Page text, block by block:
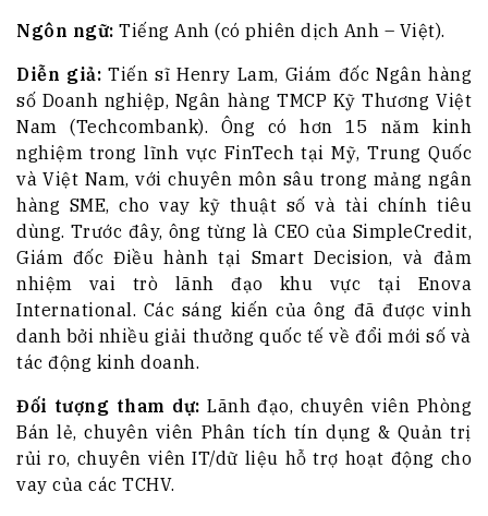
Ngôn ngữ: Tiếng Anh (có phiên dịch Anh – Việt).
Diễn giả: Tiến sĩ Henry Lam, Giám đốc Ngân hàng
số Doanh nghiệp, Ngân hàng TMCP Kỹ Thương Việt
Nam (Techcombank). Ông có hơn 15 năm kinh
nghiệm trong lĩnh vực FinTech tại Mỹ, Trung Quốc
và Việt Nam, với chuyên môn sâu trong mảng ngân
hàng SME, cho vay kỹ thuật số và tài chính tiêu
dùng. Trước đây, ông từng là CEO của SimpleCredit,
Giám đốc Điều hành tại Smart Decision, và đảm
nhiệm vai trò lãnh đạo khu vực tại Enova
International. Các sáng kiến của ông đã được vinh
danh bởi nhiều giải thưởng quốc tế về đổi mới số và
tác động kinh doanh.
Đối tượng tham dự: Lãnh đạo, chuyên viên Phòng
Bán lẻ, chuyên viên Phân tích tín dụng & Quản trị
rủi ro, chuyên viên IT/dữ liệu hỗ trợ hoạt động cho
vay của các TCHV.